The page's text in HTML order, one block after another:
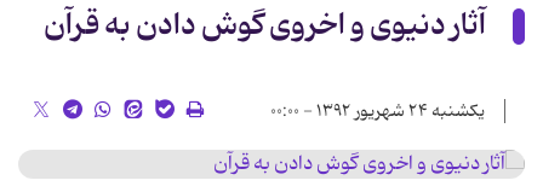
آثار دنیوی و اخروی گوش دادن به قرآن
یکشنبه ۲۴ شهریور ۱۳۹۲ - ۰۰:۰۰